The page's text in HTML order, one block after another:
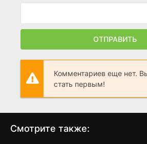
ОТПРАВИТЬ
Комментариев еще нет.
стать первым!
Смотрите также: